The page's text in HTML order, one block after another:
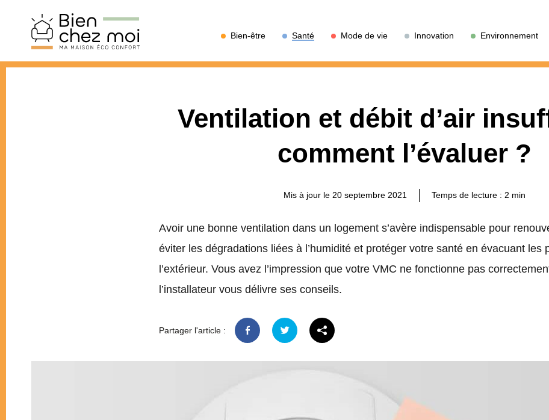
Bien-être Santé Mode de vie Innovation Environnement
Ventilation et débit d’air
comment l’évaluer ?
Mis à jour le 20 septembre 2021 Temps de lecture : 2 min
Avoir une bonne ventilation dans un logement s’avère indispensable pour
éviter les dégradations liées à l’humidité et protéger votre santé en évacuant les
l’extérieur. Vous avez l’impression que votre VMC ne fonctionne pas
l’installateur vous délivre ses conseils.
Partager l'article :